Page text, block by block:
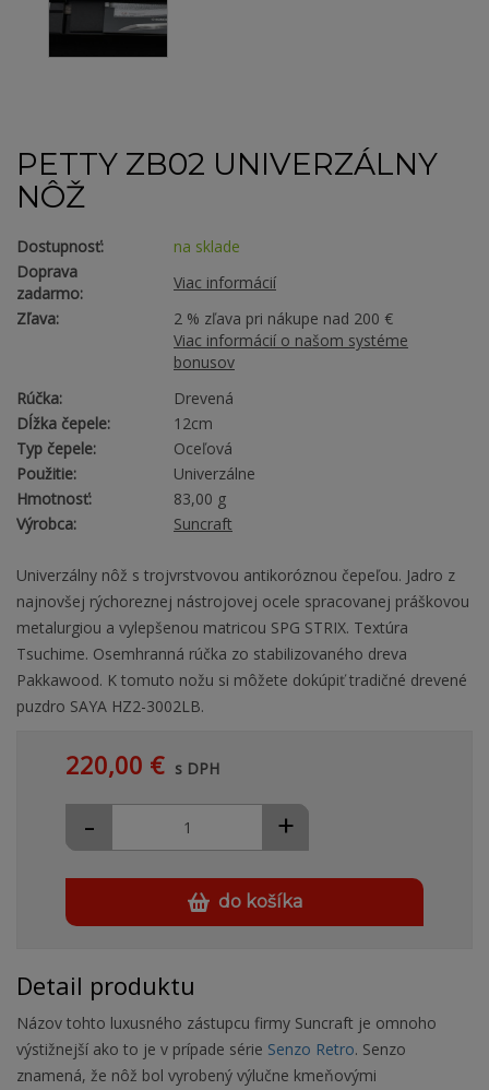
PETTY ZB02 UNIVERZÁLNY
NÔŽ
Dostupnosť:
na sklade
Doprava
zadarmo:
Viac informácií
Zľava:
2 % zľava pri nákupe nad 200 €
Viac informácií o našom systéme
bonusov
Rúčka:
Drevená
Dĺžka čepele:
12cm
Typ čepele:
Oceľová
Použitie:
Univerzálne
Hmotnosť:
83,00 g
Výrobca:
Suncraft
Univerzálny nôž s trojvrstvovou antikoróznou čepeľou. Jadro z
najnovšej rýchoreznej nástrojovej ocele spracovanej práškovou
metalurgiou a vylepšenou matricou SPG STRIX. Textúra
Tsuchime. Osemhranná rúčka zo stabilizovaného dreva
Pakkawood. K tomuto nožu si môžete dokúpiť tradičné drevené
puzdro SAYA HZ2-3002LB.
220,00 € s DPH
+
-
do košíka
Detail produktu
Názov tohto luxusného zástupcu firmy Suncraft je omnoho
výstižnejší ako to je v prípade série Senzo Retro. Senzo
znamená, že nôž bol vyrobený výlučne kmeňovými